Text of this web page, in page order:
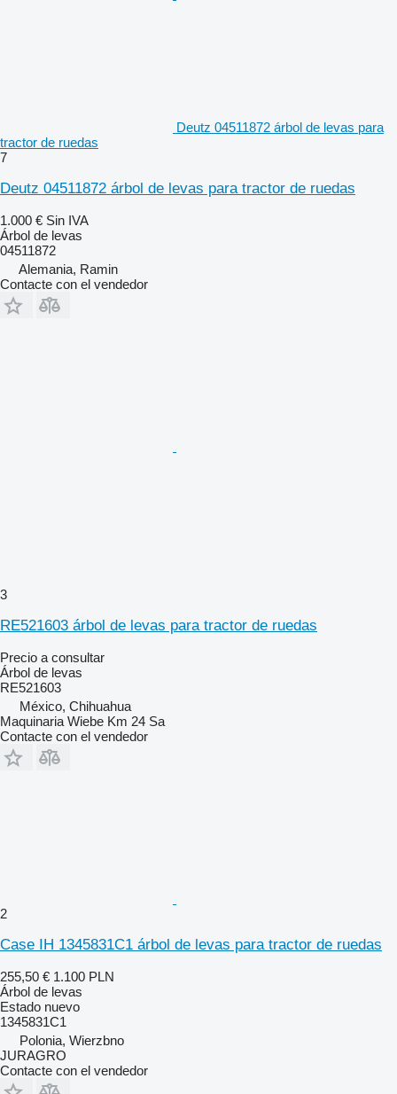
Deutz 04511872 árbol de levas para
tractor de ruedas
7
Deutz 04511872 árbol de levas para tractor de ruedas
1.000 € Sin IVA
Árbol de levas
04511872
Alemania, Ramin
Contacte con el vendedor
3
RE521603 árbol de levas para tractor de ruedas
Precio a consultar
Árbol de levas
RE521603
México, Chihuahua
Maquinaria Wiebe Km 24 Sa
Contacte con el vendedor
2
Case IH 1345831C1 árbol de levas para tractor de ruedas
255,50 € 1.100 PLN
Árbol de levas
Estado nuevo
1345831C1
Polonia, Wierzbno
JURAGRO
Contacte con el vendedor